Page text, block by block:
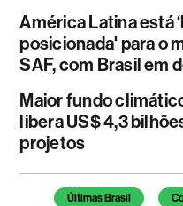
América Latina está
posicionada' para o
SAF, com Brasil em
Maior fundo
libera US$ 4,3
projetos
Temas deste artigo
Últimas Brasil